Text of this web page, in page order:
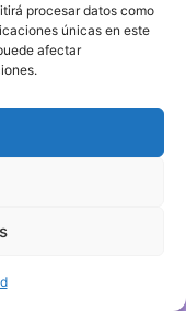
procesar datos como
únicas en este
afectar